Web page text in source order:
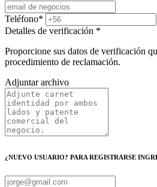
Teléfono*
Detalles de verificación *
Proporcione sus datos de verificación
procedimiento de reclamación.
Adjuntar archivo
¿NUEVO USUARIO? PARA REGISTRARSE